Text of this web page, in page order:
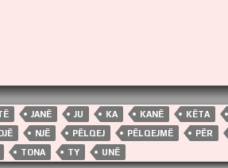
JANË JU KA KANË KËTA
NJË PËLQEJ PËLQEJMË PËR
TONA TY UNË